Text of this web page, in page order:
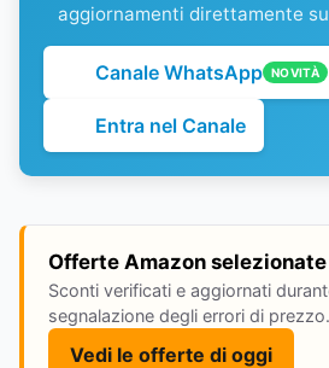
aggiornamenti direttamente
Canale WhatsApp NOVITÀ
Entra nel Canale
Offerte Amazon
Sconti verificati e aggiornati
segnalazione degli errori di prezzo.
Vedi le offerte di oggi